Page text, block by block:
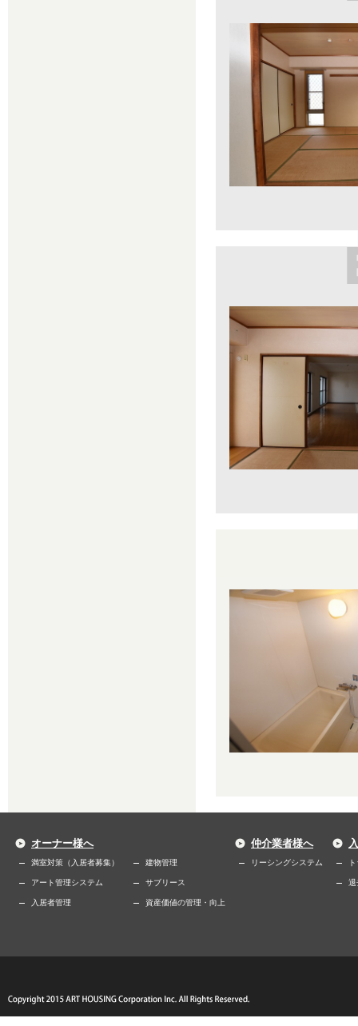
オーナー様へ 仲介業者様へ
満室対策（入居者募集） 建物管理 リーシングシステム
アート管理システム サブリース 退
入居者管理 資産価値の管理・向上